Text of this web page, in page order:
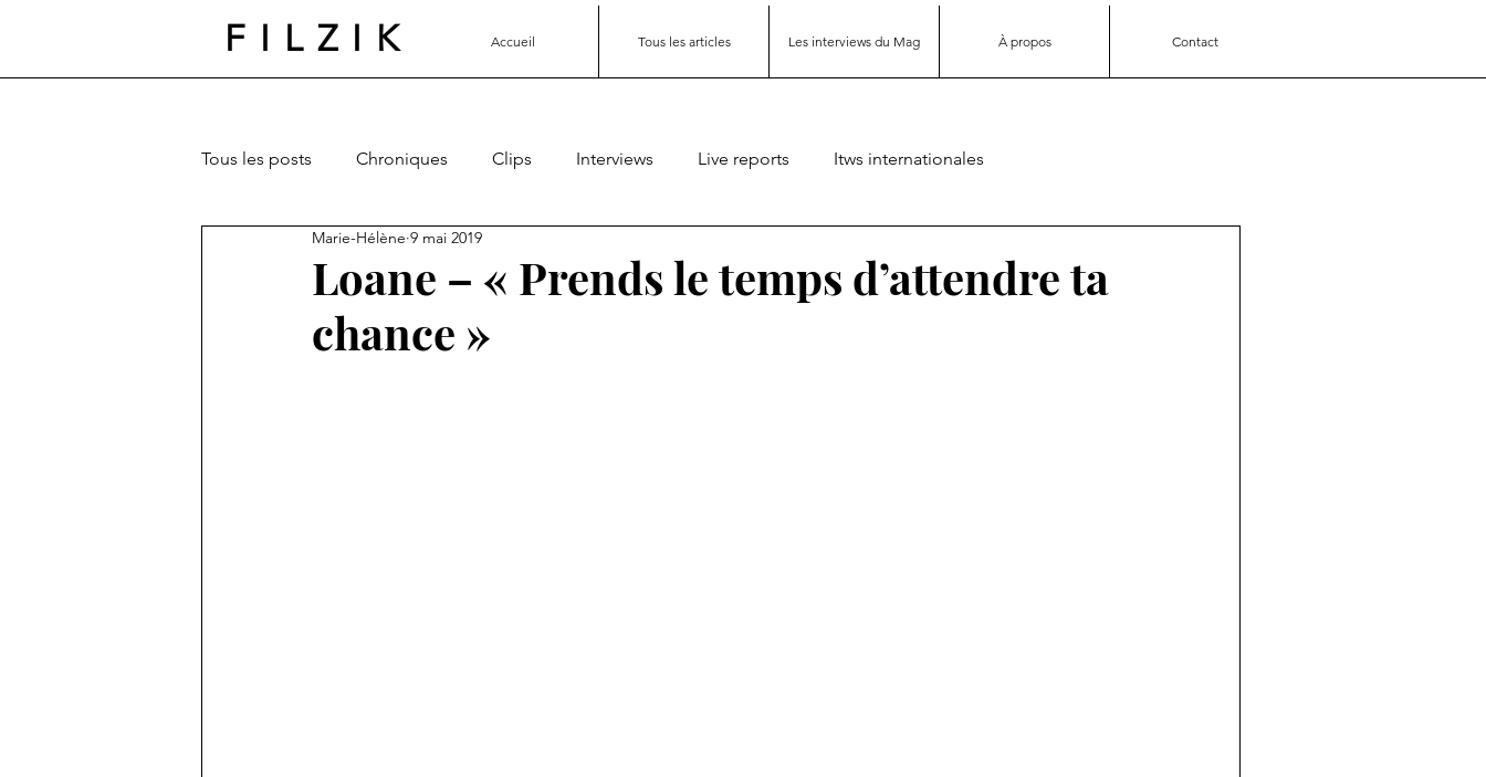
FILZIK Accueil Tous les articles Les interviews du Mag À propos Contact
Tous les posts Chroniques Clips Interviews Live reports Itws internationales
Loane – « Prends le temps d’attendre ta
chance »
Marie-Hélène 9 mai 2019